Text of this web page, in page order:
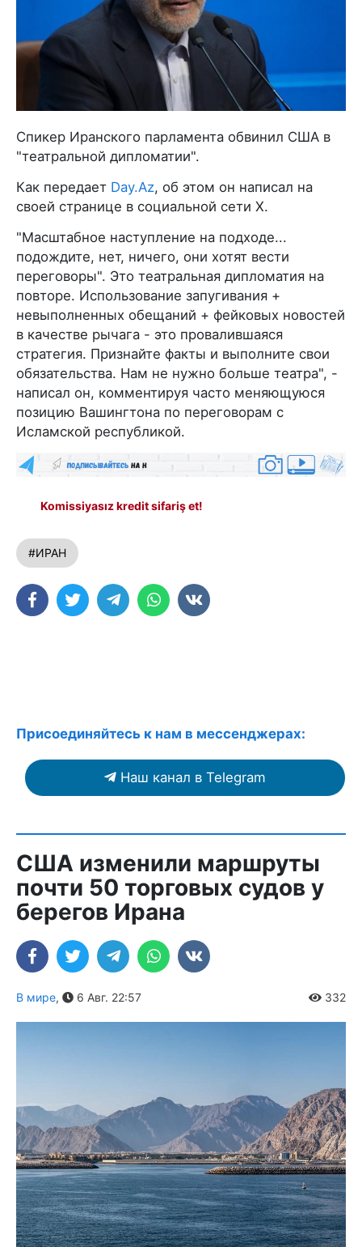
Спикер Иранского парламента обвинил США в
"театральной дипломатии".
Как передает Day.Az, об этом он написал на
своей странице в социальной сети X.
"Масштабное наступление на подходе...
подождите, нет, ничего, они хотят вести
переговоры". Это театральная дипломатия на
повторе. Использование запугивания +
невыполненных обещаний + фейковых новостей
в качестве рычага - это провалившаяся
стратегия. Признайте факты и выполните свои
обязательства. Нам не нужно больше театра", -
написал он, комментируя часто меняющуюся
позицию Вашингтона по переговорам с
Исламской республикой.
Komissiyasız kredit sifariş et!
#ИРАН
Присоединяйтесь к нам в мессенджерах:
Наш канал в Telegram
США изменили маршруты
почти 50 торговых судов у
берегов Ирана
В мире, 6 Авг. 22:57 332